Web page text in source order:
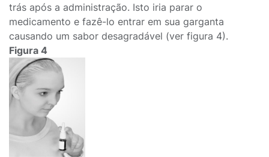
trás após a administração. Isto iria parar o
medicamento e fazê-lo entrar em sua garganta
causando um sabor desagradável (ver figura 4).
Figura 4